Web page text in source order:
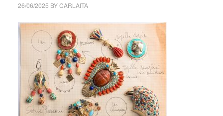
26/06/2025 BYCARLAITA